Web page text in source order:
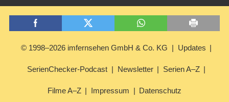
© 1998–2026 imfernsehen GmbH & Co. KG Updates
SerienChecker-Podcast Newsletter Serien A–Z
Filme A–Z Impressum Datenschutz